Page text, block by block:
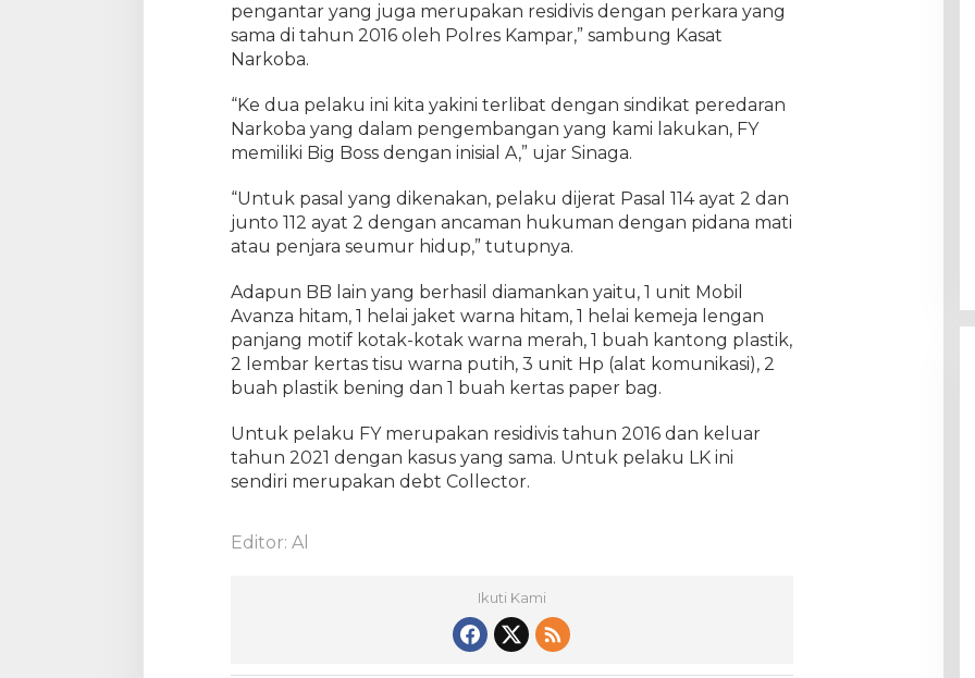
n
B
B
K
g
pengantar yang juga merupakan residivis dengan perkara yang
sama di tahun 2016 oleh Polres Kampar,” sambung Kasat
Narkoba.
“Ke dua pelaku ini kita yakini terlibat dengan sindikat peredaran
Narkoba yang dalam pengembangan yang kami lakukan, FY
memiliki Big Boss dengan inisial A,” ujar Sinaga.
“Untuk pasal yang dikenakan, pelaku dijerat Pasal 114 ayat 2 dan
junto 112 ayat 2 dengan ancaman hukuman dengan pidana mati
atau penjara seumur hidup,” tutupnya.
Adapun BB lain yang berhasil diamankan yaitu, 1 unit Mobil
Avanza hitam, 1 helai jaket warna hitam, 1 helai kemeja lengan
panjang motif kotak-kotak warna merah, 1 buah kantong plastik,
2 lembar kertas tisu warna putih, 3 unit Hp (alat komunikasi), 2
buah plastik bening dan 1 buah kertas paper bag.
Untuk pelaku FY merupakan residivis tahun 2016 dan keluar
tahun 2021 dengan kasus yang sama. Untuk pelaku LK ini
sendiri merupakan debt Collector.
Editor: Al
Ikuti Kami